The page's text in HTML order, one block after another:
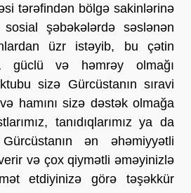
tərəfindən bölgə sakinlərinə
şəbəkələrdə səslənən
üzr istəyib, bu çətin
güclü və həmrəy olmağı
sizə Gürcüstanın sıravi
hamını sizə dəstək olmağa
tanıdıqlarımız ya da
Gürcüstanın ən əhəmiyyətli
və çox qiymətli əməyinizlə
etdiyinizə görə təşəkkür